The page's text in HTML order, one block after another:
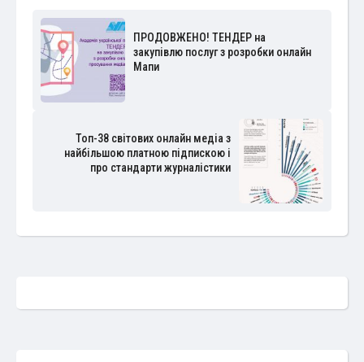
ПРОДОВЖЕНО! ТЕНДЕР на
закупівлю послуг з розробки онлайн
Мапи
Топ-38 світових онлайн медіа з
найбільшою платною підпискою і
про стандарти журналістики